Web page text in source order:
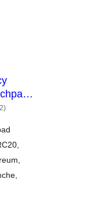
एकूण
मूल्यांकन
)